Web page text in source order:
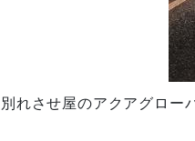
別れさせ屋のアクアグロー